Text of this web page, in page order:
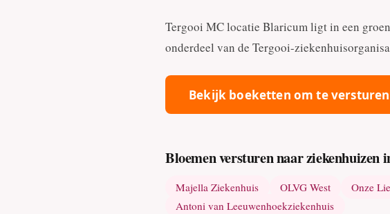
Tergooi MC locatie Blaricum ligt in een
onderdeel van de Tergooi-
Bekijk boeketten om te
Bloemen versturen naar ziekenhuizen
Majella Ziekenhuis OLVG West Onze
Antoni van Leeuwenhoekziekenhuis